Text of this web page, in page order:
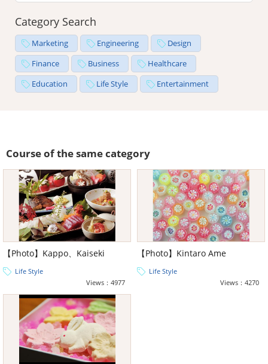
Category Search
Marketing Engineering
Design
Finance
Business
Healthcare
Education
Life Style Entertainment
Course of the same category
【Photo】Kappo、Kaiseki
Life Style
Views：4977
【Photo】Kintaro Ame
Life Style
Views：4270